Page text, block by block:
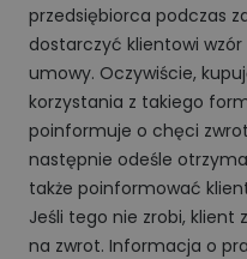
przedsiębiorca podczas
dostarczyć klientowi
umowy. Oczywiście,
korzystania z takiego
poinformuje o chęci
następnie odeśle
także poinformować
Jeśli tego nie zrobi, klient
na zwrot. Informacja o